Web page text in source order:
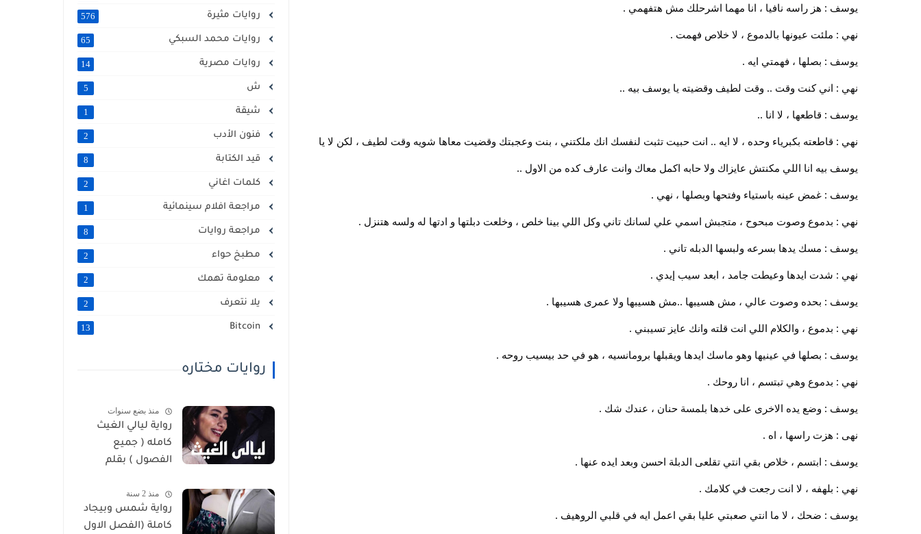
يوسف : هز راسه نافيا ، انا مهما اشرحلك مش هتفهمي .
نهي : ملئت عيونها بالدموع ، لا خلاص فهمت .
يوسف : بصلها ، فهمتي ايه .
نهي : اني كنت وقت .. وقت لطيف وقضيته يا يوسف بيه ..
يوسف : قاطعها ، لا انا ..
نهي : قاطعته بكبرياء وحده ، لا ايه .. انت حبيت تثبت لنفسك انك ملكتني ، بنت وعجبتك وقضيت معاها شويه وقت لطيف ، لكن لا يا
يوسف بيه انا اللي مكنتش عايزاك ولا حابه اكمل معاك وانت عارف كده من الاول ..
يوسف : غمض عينه باستياء وفتحها وبصلها ، نهي .
نهي : بدموع وصوت مبحوح ، متجبش اسمي علي لسانك تاني وكل اللي بينا خلص ، وخلعت دبلتها و ادتها له ولسه هتنزل .
يوسف : مسك يدها بسرعه ولبسها الدبله تاني .
نهي : شدت ايدها وعيطت جامد ، ابعد سيب إيدي .
يوسف : بحده وصوت عالي ، مش هسيبها ..مش هسيبها ولا عمرى هسيبها .
نهي : بدموع ، والكلام اللي انت قلته وانك عايز تسيبني .
يوسف : بصلها في عينيها وهو ماسك ايدها ويقبلها برومانسيه ، هو في حد بيسيب روحه .
نهي : بدموع وهي تبتسم ، انا روحك .
يوسف : وضع يده الاخرى على خدها بلمسة حنان ، عندك شك .
نهى : هزت راسها ، اه .
يوسف : ابتسم ، خلاص بقي انتي تقلعى الدبلة احسن وبعد ايده عنها .
نهي : بلهفه ، لا انت رجعت في كلامك .
يوسف : ضحك ، لا ما انتي صعبتي عليا بقي اعمل ايه في قلبي الروهيف .
روايات مثيرة 576
روايات محمد السبكي 65
روايات مصرية 14
ش 5
شيقة 1
فنون الأدب 2
قيد الكتابة 8
كلمات اغاني 2
مراجعة افلام سينمائية 1
مراجعة روايات 8
مطبخ حواء 2
معلومة تهمك 2
يلا نتعرف 2
13
روايات مختاره
منذ بضع سنوات
رواية ليالي الغيث
كامله ( جميع
الفصول ) بقلم
منذ 2 سنة
رواية شمس وبيجاد
كاملة (الفصل الاول